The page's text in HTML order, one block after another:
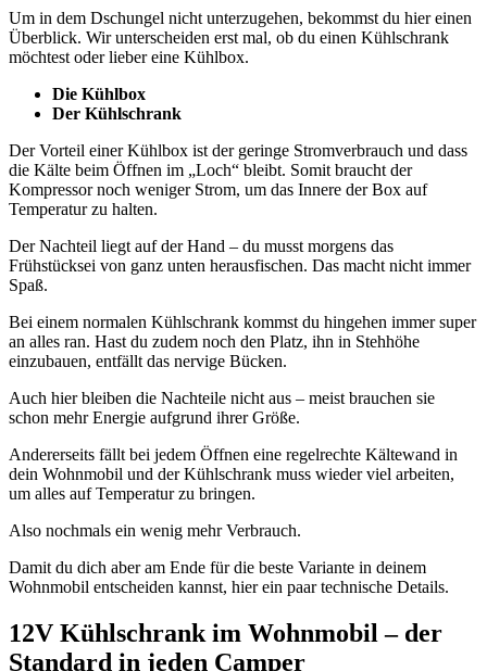
Um in dem Dschungel nicht unterzugehen, bekommst du hier einen
Überblick. Wir unterscheiden erst mal, ob du einen Kühlschrank
möchtest oder lieber eine Kühlbox.
Die Kühlbox
Der Kühlschrank
Der Vorteil einer Kühlbox ist der geringe Stromverbrauch und dass
die Kälte beim Öffnen im „Loch“ bleibt. Somit braucht der
Kompressor noch weniger Strom, um das Innere der Box auf
Temperatur zu halten.
Der Nachteil liegt auf der Hand – du musst morgens das
Frühstücksei von ganz unten herausfischen. Das macht nicht immer
Spaß.
Bei einem normalen Kühlschrank kommst du hingehen immer super
an alles ran. Hast du zudem noch den Platz, ihn in Stehhöhe
einzubauen, entfällt das nervige Bücken.
Auch hier bleiben die Nachteile nicht aus – meist brauchen sie
schon mehr Energie aufgrund ihrer Größe.
Andererseits fällt bei jedem Öffnen eine regelrechte Kältewand in
dein Wohnmobil und der Kühlschrank muss wieder viel arbeiten,
um alles auf Temperatur zu bringen.
Also nochmals ein wenig mehr Verbrauch.
Damit du dich aber am Ende für die beste Variante in deinem
Wohnmobil entscheiden kannst, hier ein paar technische Details.
12V Kühlschrank im Wohnmobil – der
Standard in jeden Camper